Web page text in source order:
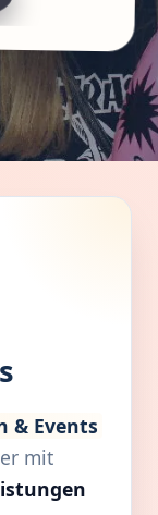
& Events
mit